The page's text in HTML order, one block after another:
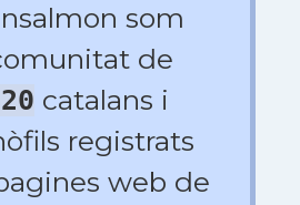
som
de
catalans i
registrats
web de